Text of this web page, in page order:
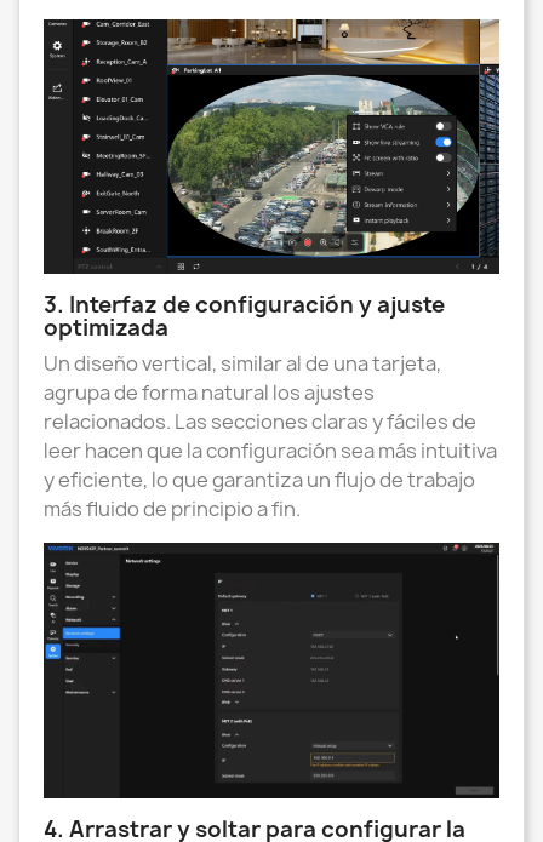
3. Interfaz de configuración y ajuste
optimizada
Un diseño vertical, similar al de una tarjeta,
agrupa de forma natural los ajustes
relacionados. Las secciones claras y fáciles de
leer hacen que la configuración sea más intuitiva
y eficiente, lo que garantiza un flujo de trabajo
más fluido de principio a fin.
4. Arrastrar y soltar para configurar la